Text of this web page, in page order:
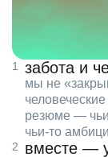
забота и
мы не
резюме —
чьи‑то
вместе —